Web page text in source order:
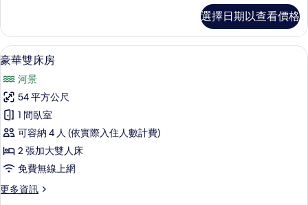
所
有
相
片
雙
床
房,
景
的
詳
情
選擇日期以查看價格
顯
示
豪
華
雙
床
房
的
所
高級寢具、羽絨被、客房內保險箱、書
5
豪華雙床房
河景
54 平方公尺
1 間臥室
可容納 4 人 (依實際入住人數計費)
2 張加大雙人床
免費無線上網
更多資訊
更